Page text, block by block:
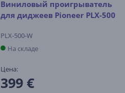
Виниловый проигрыватель
для диджеев Pioneer PLX-500
PLX-500-W
На складе
Цена:
399 €